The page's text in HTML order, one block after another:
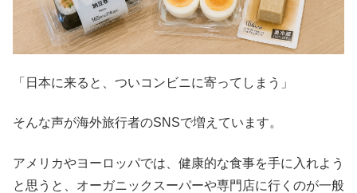
「日本に来ると、ついコンビニに寄ってしまう」
そんな声が海外旅行者のSNSで増えています。
アメリカやヨーロッパでは、健康的な食事を手に入れよう
と思うと、オーガニックスーパーや専門店に行くのが一般